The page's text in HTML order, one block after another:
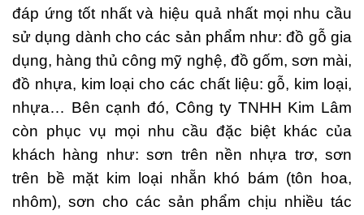
đáp ứng tốt nhất và hiệu quả nhất mọi nhu cầu
sử dụng dành cho các sản phẩm như: đồ gỗ gia
dụng, hàng thủ công mỹ nghệ, đồ gốm, sơn mài,
đồ nhựa, kim loại cho các chất liệu: gỗ, kim loại,
nhựa… Bên cạnh đó, Công ty TNHH Kim Lâm
còn phục vụ mọi nhu cầu đặc biệt khác của
khách hàng như: sơn trên nền nhựa trơ, sơn
trên bề mặt kim loại nhẵn khó bám (tôn hoa,
nhôm), sơn cho các sản phẩm chịu nhiều tác